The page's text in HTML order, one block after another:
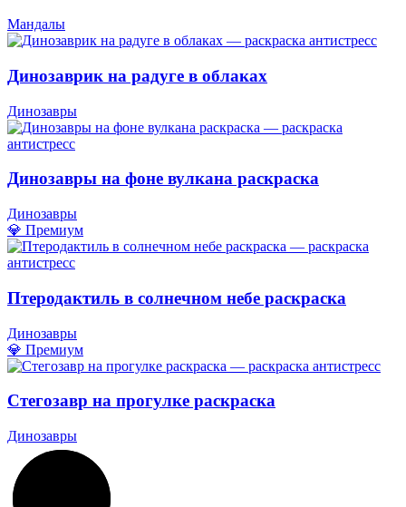
Мандалы
Динозаврик на радуге в облаках
Динозавры
Динозавры на фоне вулкана раскраска
Динозавры
💎 Премиум
Птеродактиль в солнечном небе раскраска
Динозавры
💎 Премиум
Стегозавр на прогулке раскраска
Динозавры